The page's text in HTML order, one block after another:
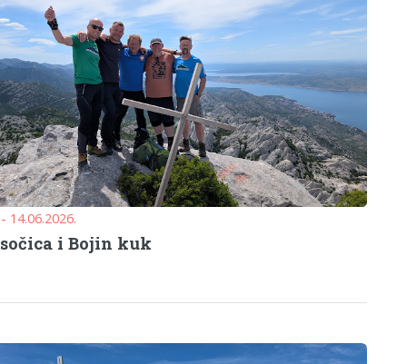
14.06.2026.
i Bojin kuk